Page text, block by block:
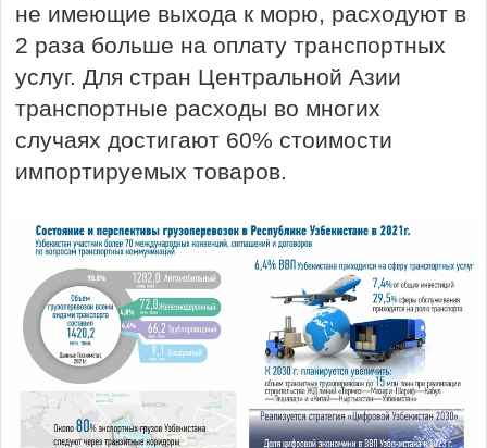
не имеющие выхода к морю, расходуют в
2 раза больше на оплату транспортных
услуг. Для стран Центральной Азии
транспортные расходы во многих
случаях достигают 60% стоимости
импортируемых товаров.